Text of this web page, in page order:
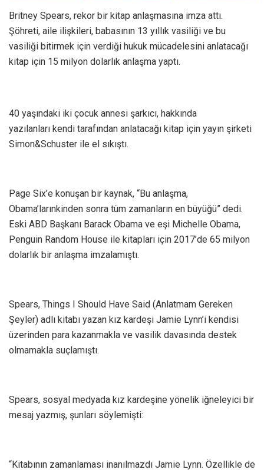
Britney Spears, rekor bir kitap anlaşmasına imza attı.
Şöhreti, aile ilişkileri, babasının 13 yıllık vasiliği ve bu
vasiliği bitirmek için verdiği hukuk mücadelesini anlatacağı
kitap için 15 milyon dolarlık anlaşma yaptı.
40 yaşındaki iki çocuk annesi şarkıcı, hakkında
yazılanları kendi tarafından anlatacağı kitap için yayın şirketi
Simon&Schuster ile el sıkıştı.
Page Six’e konuşan bir kaynak, “Bu anlaşma,
Obama’larınkinden sonra tüm zamanların en büyüğü” dedi.
Eski ABD Başkanı Barack Obama ve eşi Michelle Obama,
Penguin Random House ile kitapları için 2017’de 65 milyon
dolarlık bir anlaşma imzalamıştı.
Spears, Things I Should Have Said (Anlatmam Gereken
Şeyler) adlı kitabı yazan kız kardeşi Jamie Lynn’i kendisi
üzerinden para kazanmakla ve vasilik davasında destek
olmamakla suçlamıştı.
Spears, sosyal medyada kız kardeşine yönelik iğneleyici bir
mesaj yazmış, şunları söylemişti:
“Kitabının zamanlaması inanılmazdı Jamie Lynn. Özellikle de